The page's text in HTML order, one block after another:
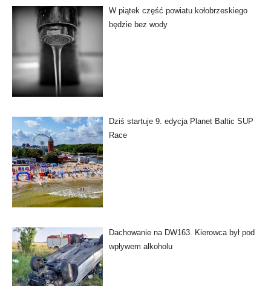
W piątek część powiatu kołobrzeskiego
będzie bez wody
Dziś startuje 9. edycja Planet Baltic SUP
Race
Dachowanie na DW163. Kierowca był pod
wpływem alkoholu